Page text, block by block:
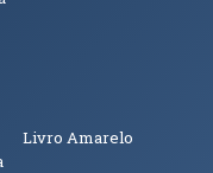
Livro Amarelo
(abre em nova janela)